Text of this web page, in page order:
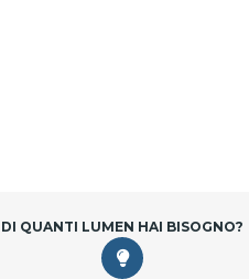
DI QUANTI LUMEN HAI BISOGNO?